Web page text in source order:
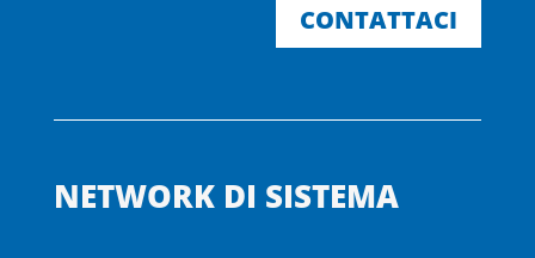
CONTATTACI
NETWORK DI SISTEMA